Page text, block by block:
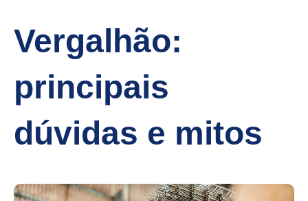
Vergalhão:
principais
dúvidas e mitos